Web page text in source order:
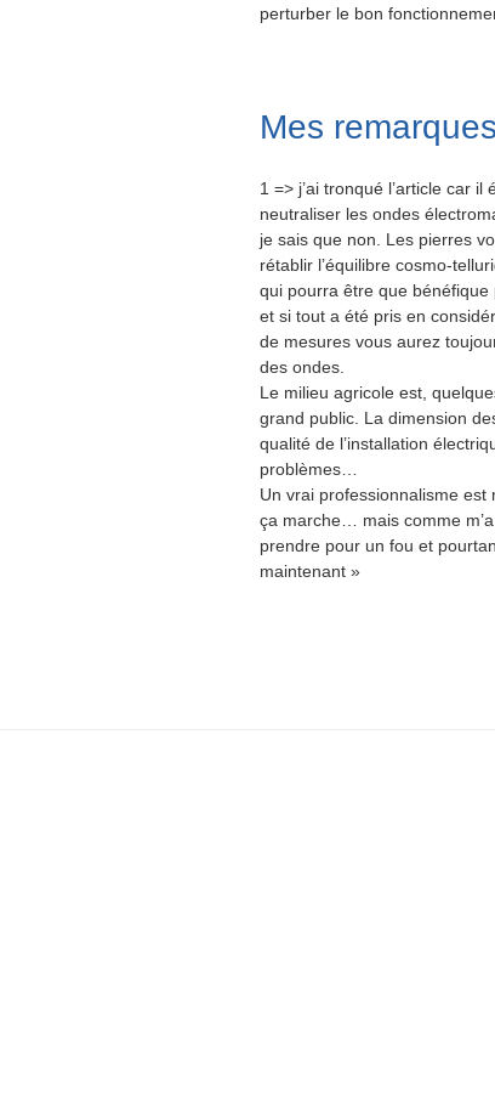
perturber le bon
Mes remarques
1 => j’ai tronqué l’article car
neutraliser les ondes
je sais que non. Les pierres
rétablir l’équilibre cosmo-
qui pourra être que
et si tout a été pris en
de mesures vous aurez
des ondes.
Le milieu agricole est,
grand public. La dimension
qualité de l’installation
problèmes…
Un vrai professionnalisme est
ça marche… mais comme
prendre pour un fou et
maintenant »